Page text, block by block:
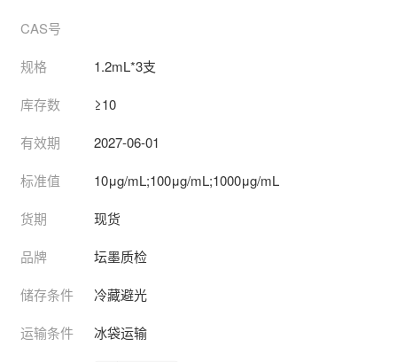
CAS号
规格 1.2mL*3支
库存数 ≥10
有效期 2027-06-01
标准值 10μg/mL;100μg/mL;1000μg/mL
货期 现货
品牌 坛墨质检
储存条件 冷藏避光
运输条件 冰袋运输